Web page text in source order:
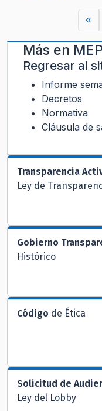
«
Más en
Regresar al
Informe
Decretos
Normativa
Cláusula de
Transparencia
Ley de
Gobierno
Histórico
Código de Ética
Solicitud de
Ley del Lobby